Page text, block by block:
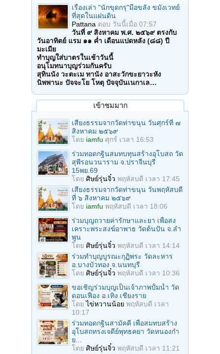
เรื่องเล่า "นักขุดกรุ"มือขลัง ขมังเวทย์
ที่สุดในแผ่นดิน
Pattana ตอบ วันนี้เมื่อ 07:57
วันที่ ๙ สิงหาคม พ.ศ. ๒๕๖๙ ตรงกับ
วันอาทิตย์ แรม ๑๑ ค่ำ เดือนแปดหลัง (๘๘) ปี
มะเมีย
ทำบุญใส่บาตรในเช้าวันนี้
อนุโมทนาบุญร่วมกันครับ
สุทินนัง วะตะเม ทานัง อาสะวักขะยาวะหัง
นิพพานะ ปัจจะโย โหตุ ปัจจุบันเนกาเล…
เข้าชมมาก
เสียงธรรมจากวัดท่าขนุน วันศุกร์ที่ ๗
สิงหาคม ๒๕๖๙
โดย iamfu ศุกร์ เวลา 16:53
ร่วมทอดกฐินสมทบทุนสร้างอุโบสถ วัด
สุพีรอนวนาราม จ.ปราจีนบุรี
15พย.69
โดย ศิษย์รุ่นจิ๋ว พฤหัสบดี เวลา 17:45
เสียงธรรมจากวัดท่าขนุน วันพฤหัสบดี
ที่ ๖ สิงหาคม ๒๕๖๙
โดย iamfu พฤหัสบดี เวลา 18:06
ร่วมบุญถวายค่ารักษาและยา เพื่อสง
เคราะพระสงฆ์อาพาธ วัดต้นปัน จ.ลํา
พูน
โดย ศิษย์รุ่นจิ๋ว พฤหัสบดี เวลา 14:14
ร่วมทําบุญบูรณะกุฏิพระ วัดละหาร
อ.บางบัวทอง จ.นนทบุรี
โดย ศิษย์รุ่นจิ๋ว พฤหัสบดี เวลา 10:36
ขอเชิญร่วมบุญเป็นเจ้าภาพปั้มน้ำ วัด
ดอนเฟือง อ.เทิง เชียงราย
โดยไข่หวานน้อย พฤหัสบดี เวลา
10:17
ร่วมทอดกฐินสามัคคี เพื่อสมทบสร้าง
อุโบสถทรงเจดีย์พุทธคยา วัดหนองก๋า
ย...
โดย ศิษย์รุ่นจิ๋ว พฤหัสบดี เวลา 11:21